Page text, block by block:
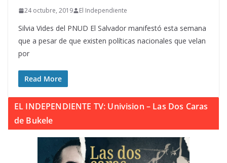
24 octubre, 2019 El Independiente
Silvia Vides del PNUD El Salvador manifestó esta semana
que a pesar de que existen políticas nacionales que velan
por
Read More
EL INDEPENDIENTE TV: Univision – Las Dos Caras
de Bukele